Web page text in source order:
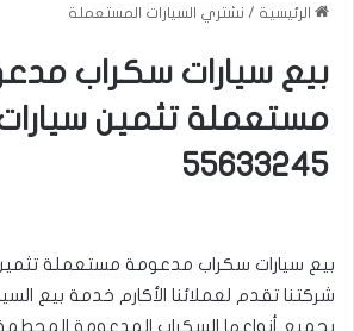
الرئيسية / نشتري السيارات المستعملة
بيع سيارات سكراب
مستعملة تثمين
55633245
بيع سيارات سكراب مدعومة مستعملة تثمين
شركتنا تقدم لعملائنا الأكارم خدمة بيع
بجميع أنواعها السكراب المدعومة المحطمة